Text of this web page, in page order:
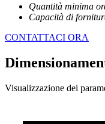
Quantità minima
Capacità di
CONTATTACI ORA
Visualizzazione dei